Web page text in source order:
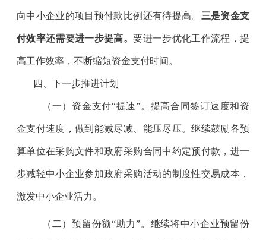
向中小企业的项目预付款比例还有待提高。 三是资金支
付效率还需要进一步提高。要进一步优化工作流程，提
高工作效率，不断缩短资金支付时间。
四、 下一步推进计划
（一）资金支付“提速”。 提高合同签订速度和资
金支付速度，做到能减尽减、能压尽压。继续鼓励各预
算单位在采购文件和政府采购合同中约定预付款，进一
步减轻中小企业参加政府采购活动的制度性交易成本，
激发中小企业活力。
（二）预留份额“助力”。 继续将中小企业预留份